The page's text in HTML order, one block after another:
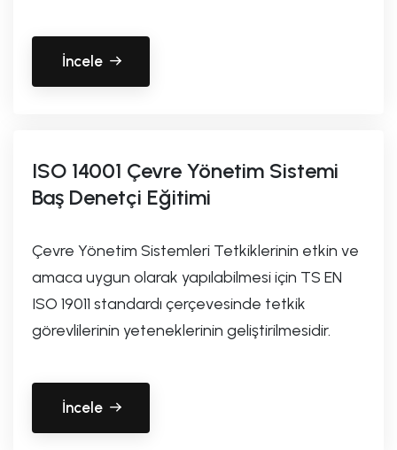
İncele
ISO 14001 Çevre Yönetim Sistemi
Baş Denetçi Eğitimi
Çevre Yönetim Sistemleri Tetkiklerinin etkin ve
amaca uygun olarak yapılabilmesi için TS EN
ISO 19011 standardı çerçevesinde tetkik
görevlilerinin yeteneklerinin geliştirilmesidir.
İncele